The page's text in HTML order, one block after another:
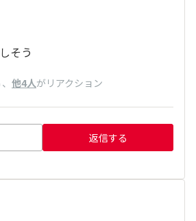
そう
、 他4人がリアクション
返信する